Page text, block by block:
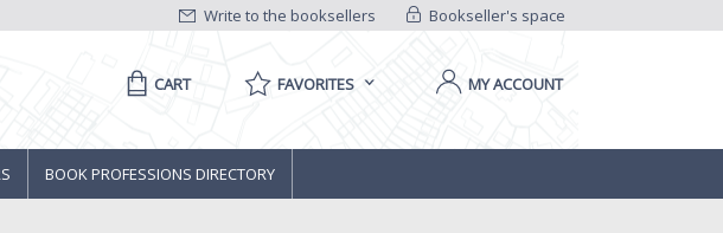
Bookseller's space
Write to the booksellers
CART FAVORITES MY ACCOUNT
BOOK PROFESSIONS DIRECTORY